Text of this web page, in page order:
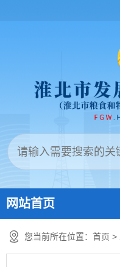
网站首页
您当前所在位置： 首页 >